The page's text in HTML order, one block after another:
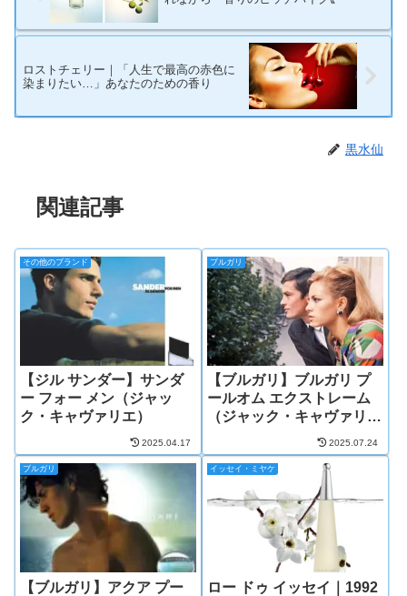
ロストチェリー｜「人生で最高の赤色に
染まりたい…」あなたのための香り
黒水仙
関連記事
その他のブランド
【ジル サンダー】サンダ
ー フォー メン（ジャッ
ク・キャヴァリエ）
2025.04.17
ブルガリ
【ブルガリ】ブルガリ プ
ールオム エクストレーム
（ジャック・キャヴァリ
2025.07.24
ブルガリ
【ブルガリ】アクア プー
イッセイ・ミヤケ
ロー ドゥ イッセイ｜1992